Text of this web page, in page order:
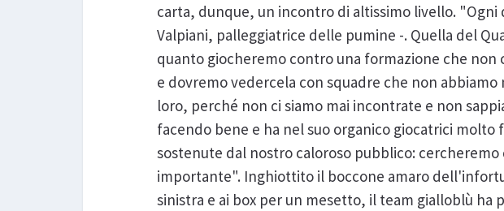
carta, dunque, un incontro di altissimo livello.
Valpiani, palleggiatrice delle pumine -. Quella del
quanto giocheremo contro una formazione che
e dovremo vedercela con squadre che non
loro, perché non ci siamo mai incontrate e non
facendo bene e ha nel suo organico giocatrici
sostenute dal nostro caloroso pubblico:
importante". Inghiottito il boccone amaro
sinistra e ai box per un mesetto, il team gialloblù